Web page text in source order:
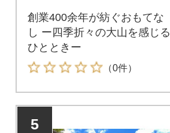
創業400余年が紡ぐおもてな
し ー四季折々の大山を感じる
ひとときー
（0件）
5